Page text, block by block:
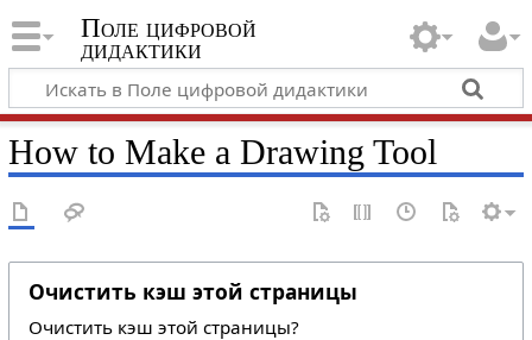
Поле цифровой
дидактики
How to Make a Drawing Tool
Очистить кэш этой страницы
Очистить кэш этой страницы?